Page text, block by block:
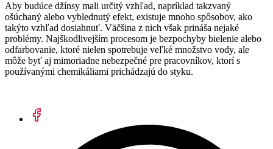
Aby budúce džínsy mali určitý vzhľad, napríklad takzvaný
ošúchaný alebo vyblednutý efekt, existuje mnoho spôsobov, ako
takýto vzhľad dosiahnuť. Väčšina z nich však prináša nejaké
problémy. Najškodlivejším procesom je bezpochyby bielenie alebo
odfarbovanie, ktoré nielen spotrebuje veľké množstvo vody, ale
môže byť aj mimoriadne nebezpečné pre pracovníkov, ktorí s
používanými chemikáliami prichádzajú do styku.